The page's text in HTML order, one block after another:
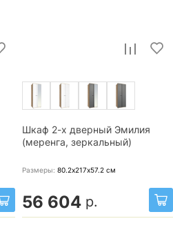
Шкаф 2-х дверный Эмилия
(меренга, зеркальный)
Размеры: 80.2х217х57.2 см
56 604 р.